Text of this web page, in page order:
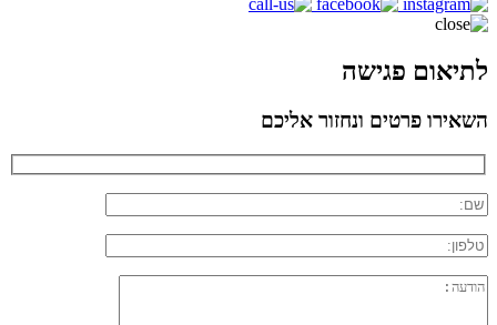
לתיאום פגישה
השאירו פרטים ונחזור אליכם